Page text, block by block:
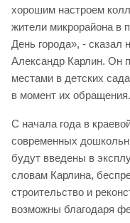
хорошим настроем
жители микрорайона в
День города», - сказал
Александр Карлин. Он
местами в детских
в момент их обращения.
С начала года в
современных
будут введены в
словам Карлина,
строительство и
возможны благодаря